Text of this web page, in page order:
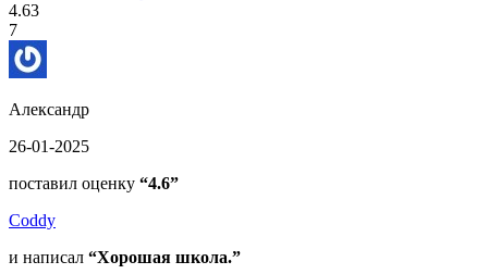
4.63
7
Александр
26-01-2025
поставил оценку “4.6”
Coddy
и написал “Хорошая школа.”